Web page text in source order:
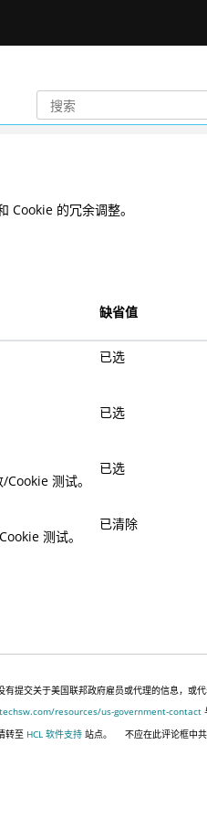
Cookie 的冗余调整。
缺省值
已选
已选
测试。
已选
测试。
已清除
提交关于美国联邦政府雇员或代理的信息，或
resources/us-government-contact
转至 HCL 软件支持 站点。 不应在此评论框中